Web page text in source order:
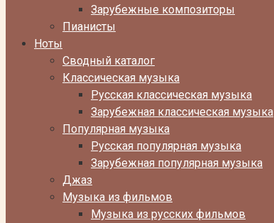
Зарубежные композиторы
Пианисты
Ноты
Сводный каталог
Классическая музыка
Русская классическая музыка
Зарубежная классическая музыка
Популярная музыка
Русская популярная музыка
Зарубежная популярная музыка
Джаз
Музыка из фильмов
Музыка из русских фильмов